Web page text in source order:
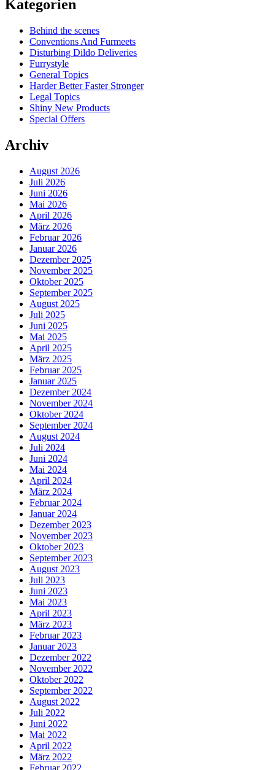
Kategorien
Behind the scenes
Conventions And Furmeets
Disturbing Dildo Deliveries
Furrystyle
General Topics
Harder Better Faster Stronger
Legal Topics
Shiny New Products
Special Offers
Archiv
August 2026
Juli 2026
Juni 2026
Mai 2026
April 2026
März 2026
Februar 2026
Januar 2026
Dezember 2025
November 2025
Oktober 2025
September 2025
August 2025
Juli 2025
Juni 2025
Mai 2025
April 2025
März 2025
Februar 2025
Januar 2025
Dezember 2024
November 2024
Oktober 2024
September 2024
August 2024
Juli 2024
Juni 2024
Mai 2024
April 2024
März 2024
Februar 2024
Januar 2024
Dezember 2023
November 2023
Oktober 2023
September 2023
August 2023
Juli 2023
Juni 2023
Mai 2023
April 2023
März 2023
Februar 2023
Januar 2023
Dezember 2022
November 2022
Oktober 2022
September 2022
August 2022
Juli 2022
Juni 2022
Mai 2022
April 2022
März 2022